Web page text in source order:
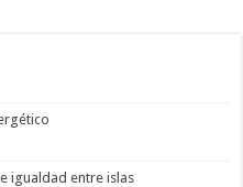
igualdad entre islas